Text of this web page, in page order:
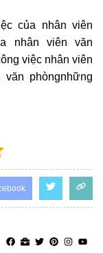
của nhân viên
nhân viên văn
việc nhân viên
văn phòngnhững